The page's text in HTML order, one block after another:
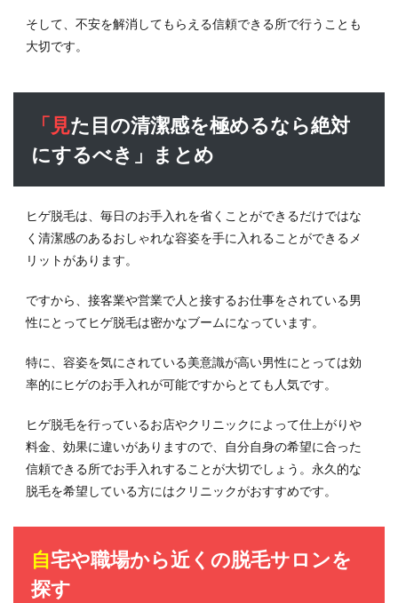
そして、不安を解消してもらえる信頼できる所で行うことも
大切です。
「見た目の清潔感を極めるなら絶対
にするべき」まとめ
ヒゲ脱毛は、毎日のお手入れを省くことができるだけではな
く清潔感のあるおしゃれな容姿を手に入れることができるメ
リットがあります。
ですから、接客業や営業で人と接するお仕事をされている男
性にとってヒゲ脱毛は密かなブームになっています。
特に、容姿を気にされている美意識が高い男性にとっては効
率的にヒゲのお手入れが可能ですからとても人気です。
ヒゲ脱毛を行っているお店やクリニックによって仕上がりや
料金、効果に違いがありますので、自分自身の希望に合った
信頼できる所でお手入れすることが大切でしょう。永久的な
脱毛を希望している方にはクリニックがおすすめです。
自宅や職場から近くの脱毛サロンを
探す